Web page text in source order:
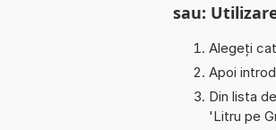
sau:
Alegeți
Apoi
Din lista
'Litru pe